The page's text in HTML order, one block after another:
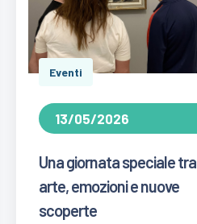
Eventi
13/05/2026
Una giornata speciale tra
arte, emozioni e nuove
scoperte